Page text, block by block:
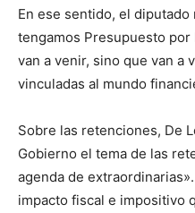
En ese sentido, el
tengamos Presupuesto
van a venir, sino que van a
vinculadas al mundo
Sobre las retenciones, De
Gobierno el tema de las
agenda de
impacto fiscal e impositivo